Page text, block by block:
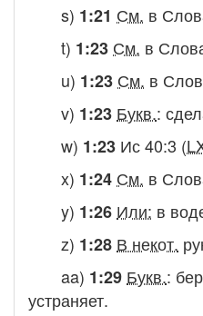
s) 1:21 См. в
t) 1:23 См. в
u) 1:23 См. в
v) 1:23 Букв.:
w) 1:23 Ис 40:3 (
x) 1:24 См. в
y) 1:26 Или: в
z) 1:28 В некот.
aa) 1:29 Букв.:
устраняет.